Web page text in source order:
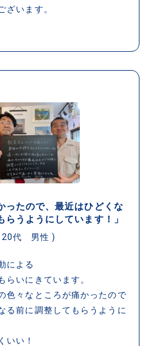
ざいます。
ったので、最近はひどくな
らうようにしています！」
20代 男性 )
による
らいにきています。
色々なところが痛かったので
る前に調整してもらうように
いい！